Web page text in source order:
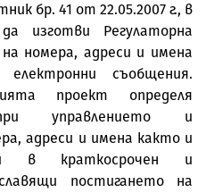
бр. 41 от 22.05.2007 г., в
изготви Регулаторна
номера, адреси и имена
съобщения.
проект определя
управлението и
адреси и имена както и
в краткосрочен и
постигането на